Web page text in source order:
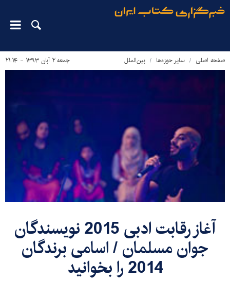
صفحه اصلی سایر حوزه‌ها بین‌الملل جمعه ۲ آبان ۱۳۹۳ - ۲۱:۱۴
آغاز رقابت ادبی 2015 نویسندگان
جوان مسلمان / اسامی برندگان
2014 را بخوانید